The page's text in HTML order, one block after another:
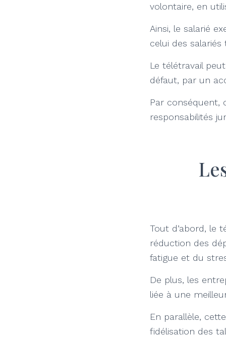
volontaire, en
Ainsi, le salarié
celui des
Le télétravail
défaut, par un
Par conséquent,
responsabilités
Tout d’abord, le
réduction des
fatigue et du
De plus, les
liée à une
En parallèle,
fidélisation des